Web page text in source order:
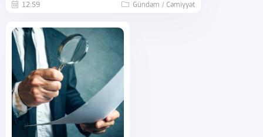
12:59 Gündəm / Cəmiyyət